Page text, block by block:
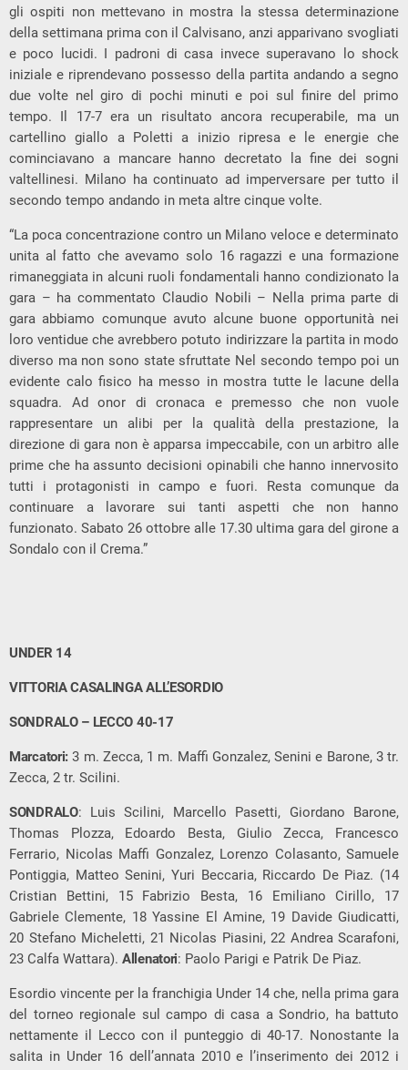
gli ospiti non mettevano in mostra la stessa determinazione
della settimana prima con il Calvisano, anzi apparivano svogliati
e poco lucidi. I padroni di casa invece superavano lo shock
iniziale e riprendevano possesso della partita andando a segno
due volte nel giro di pochi minuti e poi sul finire del primo
tempo. Il 17-7 era un risultato ancora recuperabile, ma un
cartellino giallo a Poletti a inizio ripresa e le energie che
cominciavano a mancare hanno decretato la fine dei sogni
valtellinesi. Milano ha continuato ad imperversare per tutto il
secondo tempo andando in meta altre cinque volte.
“La poca concentrazione contro un Milano veloce e determinato
unita al fatto che avevamo solo 16 ragazzi e una formazione
rimaneggiata in alcuni ruoli fondamentali hanno condizionato la
gara – ha commentato Claudio Nobili – Nella prima parte di
gara abbiamo comunque avuto alcune buone opportunità nei
loro ventidue che avrebbero potuto indirizzare la partita in modo
diverso ma non sono state sfruttate Nel secondo tempo poi un
evidente calo fisico ha messo in mostra tutte le lacune della
squadra. Ad onor di cronaca e premesso che non vuole
rappresentare un alibi per la qualità della prestazione, la
direzione di gara non è apparsa impeccabile, con un arbitro alle
prime che ha assunto decisioni opinabili che hanno innervosito
tutti i protagonisti in campo e fuori. Resta comunque da
continuare a lavorare sui tanti aspetti che non hanno
funzionato. Sabato 26 ottobre alle 17.30 ultima gara del girone a
Sondalo con il Crema.”
UNDER 14
VITTORIA CASALINGA ALL’ESORDIO
SONDRALO – LECCO 40-17
Marcatori: 3 m. Zecca, 1 m. Maffi Gonzalez, Senini e Barone, 3 tr.
Zecca, 2 tr. Scilini.
SONDRALO: Luis Scilini, Marcello Pasetti, Giordano Barone,
Thomas Plozza, Edoardo Besta, Giulio Zecca, Francesco
Ferrario, Nicolas Maffi Gonzalez, Lorenzo Colasanto, Samuele
Pontiggia, Matteo Senini, Yuri Beccaria, Riccardo De Piaz. (14
Cristian Bettini, 15 Fabrizio Besta, 16 Emiliano Cirillo, 17
Gabriele Clemente, 18 Yassine El Amine, 19 Davide Giudicatti,
20 Stefano Micheletti, 21 Nicolas Piasini, 22 Andrea Scarafoni,
23 Calfa Wattara). Allenatori: Paolo Parigi e Patrik De Piaz.
Esordio vincente per la franchigia Under 14 che, nella prima gara
del torneo regionale sul campo di casa a Sondrio, ha battuto
nettamente il Lecco con il punteggio di 40-17. Nonostante la
salita in Under 16 dell’annata 2010 e l’inserimento dei 2012 i